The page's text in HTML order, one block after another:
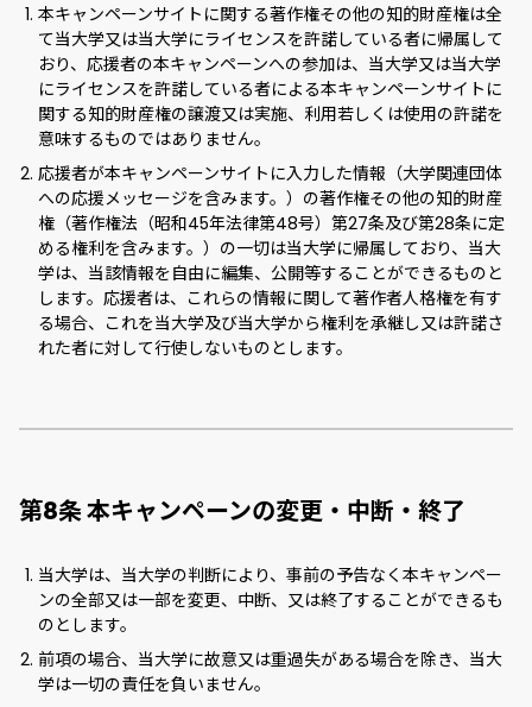
本キャンペーンサイトに関する著作権その他の知的財産権は全
て当大学又は当大学にライセンスを許諾している者に帰属して
おり、応援者の本キャンペーンへの参加は、当大学又は当大学
にライセンスを許諾している者による本キャンペーンサイトに
関する知的財産権の譲渡又は実施、利用若しくは使用の許諾を
意味するものではありません。
応援者が本キャンペーンサイトに入力した情報（大学関連団体
への応援メッセージを含みます。）の著作権その他の知的財産
権（著作権法（昭和45年法律第48号）第27条及び第28条に定
める権利を含みます。）の一切は当大学に帰属しており、当大
学は、当該情報を自由に編集、公開等することができるものと
します。応援者は、これらの情報に関して著作者人格権を有す
る場合、これを当大学及び当大学から権利を承継し又は許諾さ
れた者に対して行使しないものとします。
第8条 本キャンペーンの変更・中断・終了
当大学は、当大学の判断により、事前の予告なく本キャンペー
ンの全部又は一部を変更、中断、又は終了することができるも
のとします。
前項の場合、当大学に故意又は重過失がある場合を除き、当大
学は一切の責任を負いません。